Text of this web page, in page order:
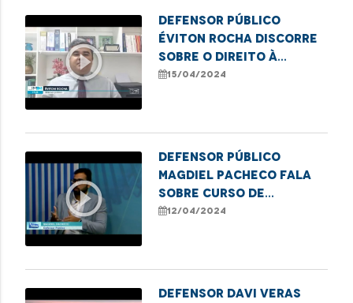
play_circle_outline
Defensor público
Éviton Rocha discorre
sobre o direito à
moradia e insegurança
15/04/2024
play_circle_outline
Defensor público
Magdiel Pacheco fala
sobre curso de
formação de
12/04/2024
Defensor Davi Veras